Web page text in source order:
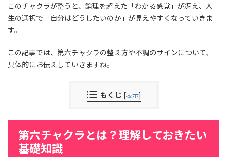
このチャクラが整うと、論理を超えた「わかる感覚」が冴え、人
生の選択で「自分はどうしたいのか」が見えやすくなっていきま
す。
この記事では、第六チャクラの整え方や不調のサインについて、
具体的にお伝えしていきますね。
もくじ [表示]
第六チャクラとは？理解しておきたい
基礎知識